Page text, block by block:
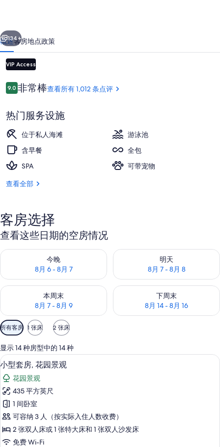
全
包
式
度
村
（仅
限
成
人）
照
片
库
个 下一个
134+
概述客房地点政策
VIP Access
点
评
9.09.0/10
非常棒查看所有 1,012 条点评
热门服务设施
位于私人海滩
游泳池
含早餐
全包
SPA
可带宠物
查看全部
客房选择
查看这些日期的空房情况
今晚
8月 6 - 8月 7
查看今晚的空房情况：8月 6 - 8月 7
明天
8月 7 - 8月 8
查看明天的空房情况：8月 7 -
本周末
8月 7 - 8月 9
查看本周末的空房情况：8月 7 - 8月 9
下周末
8月 14 - 8月 16
查看下周末的空房情况：8月
可
用
的
客
房
筛
选
条
件
所有客房 1 张床 2 张床
显示 14 种房型中的 14 种
显
示
小
型
套
房,
花
小型套房, 花园景观 | 高档床上用品、
6
小型套房, 花园景观
花园景观
435 平方英尺
1 间卧室
可容纳 3 人（按实际入住人数收费）
2 张双人床或 1 张特大床和 1 张双人沙发床
免费 Wi-Fi